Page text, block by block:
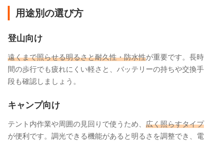
用途別の選び方
登山向け
遠くまで照らせる明るさと耐久性・防水性が重要です。長時
間の歩行でも疲れにくい軽さと、バッテリーの持ちや交換手
段も確認しましょう。
キャンプ向け
テント内作業や周囲の見回りで使うため、 広く照らすタイプ
が便利です。調光できる機能があると明るさを調整でき、電